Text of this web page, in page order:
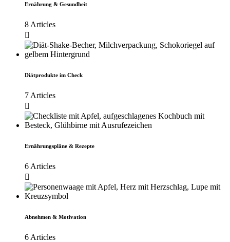
Ernährung & Gesundheit
8 Articles
Diätprodukte im Check
7 Articles
Ernährungspläne & Rezepte
6 Articles
Abnehmen & Motivation
6 Articles